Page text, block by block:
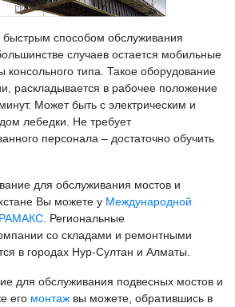
способом обслуживания
случаев остается мобильные
типа. Такое оборудование
раскладывается в рабочее положение
Может быть с электрическим и
лебедки. Не требует
персонала – достаточно обучить
для обслуживания мостов и
Вы можете у Международной
. Региональные
со складами и ремонтными
в городах Нур-Султан и Алматы.
для обслуживания подвесных мостов и
его монтаж вы можете, обратившись в